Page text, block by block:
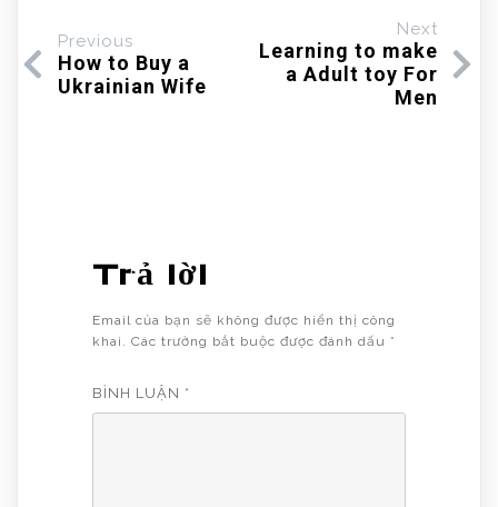
Previous
How to Buy a
Ukrainian Wife
Next
Learning to make
a Adult toy For
Men
Trả lời
Email của bạn sẽ không được hiển thị công
khai. Các trường bắt buộc được đánh dấu *
BÌNH LUẬN *